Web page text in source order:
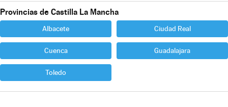
Provincias de Castilla La Mancha
Albacete Ciudad Real
Cuenca Guadalajara
Toledo